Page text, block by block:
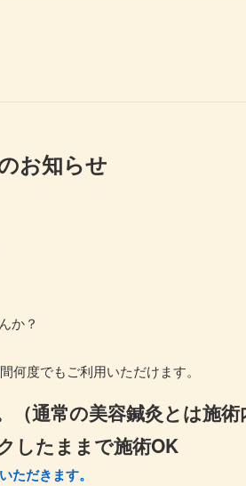
お知らせ
か？
度でもご利用いただけます。
通常の美容鍼灸とは施術
したままで施術OK
ただきます。